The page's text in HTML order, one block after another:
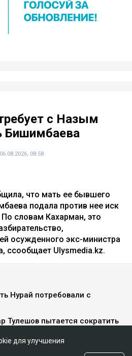
с Назым
Бишимбаева
06.08.2026, 08:58
что мать ее бывшего
подала против нее иск
По словам Кахарман, это
осужденного экс-министра
ссообщает Ulysmedia.kz.
Нурай потребовали с
Тулешов пытается сократить
за негативное влияние
для улучшения